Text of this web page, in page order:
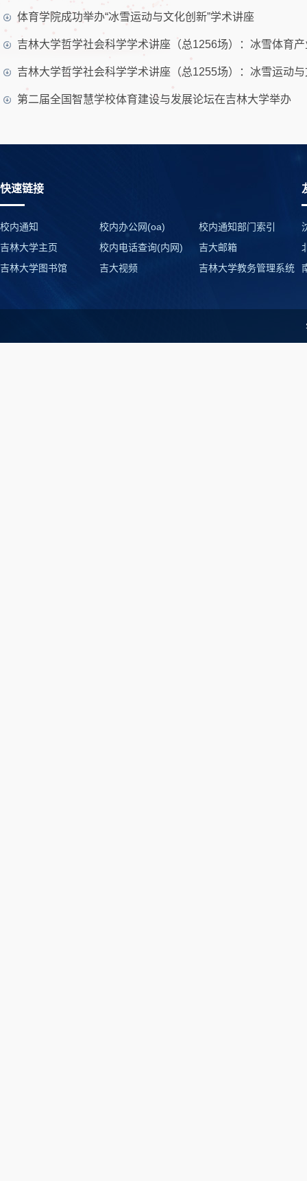
吉林大学男子足球队（专业组）… 吉林大
吉大阳
体育学院成功举办“冰雪运动与文化创新”学术讲座
吉林大学哲学社会科学学术讲座（总1256场）：冰雪体育
吉林大学哲学社会科学学术讲座（总1255场）：冰雪运动
第二届全国智慧学校体育建设与发展论坛在吉林大学举办
快速链接
校内通知 校内办公网(oa)
校内通知部门索引
吉林大学主页
校内电话查询(内网)
吉大邮箱
吉林大学图书馆
吉大视频 吉林大学教务管理系统